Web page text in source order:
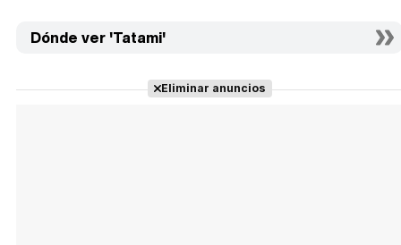
Dónde ver 'Tatami'
Eliminar anuncios